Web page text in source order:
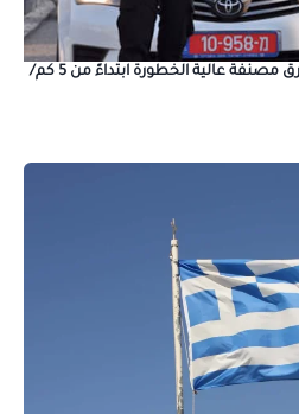
تشديد مخالفات السرعة على طرق مصنفة عالية الخطورة ابتداءً من 5 كم/